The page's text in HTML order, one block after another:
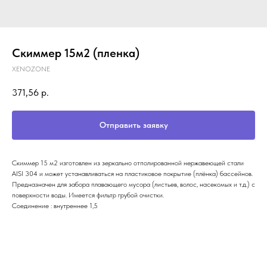
Скиммер 15м2 (пленка)
XENOZONE
371,56 р.
Отправить заявку
Скиммер 15 м2 изготовлен из зеркально отполированной нержавеющей стали
AISI 304 и может устанавливаться на пластиковое покрытие (плёнка) бассейнов.
Предназначен для забора плавающего мусора (листьев, волос, насекомых и т.д.) с
поверхности воды. Имеется фильтр грубой очистки.
Соединение : внутреннее 1,5